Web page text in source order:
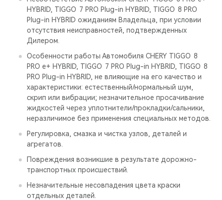
HYBRID, TIGGO 7 PRO Plug-in HYBRID, TIGGO 8 PRO
Plug-in HYBRID ожиданиям Владельца, при условии
отсутствия неисправностей, подтвержденных
Дилером.
Особенности работы Автомобиля CHERY TIGGO 8
PRO е+ HYBRID, TIGGO 7 PRO Plug-in HYBRID, TIGGO 8
PRO Plug-in HYBRID, не влияющие на его качество и
характеристики: естественный/нормальный шум,
скрип или вибрации; незначительное просачивание
жидкостей через уплотнители/прокладки/сальники,
неразличимое без применения специальных методов.
Регулировка, смазка и чистка узлов, деталей и
агрегатов.
Повреждения возникшие в результате дорожно-
транспортных происшествий.
Незначительные несовпадения цвета краски
отдельных деталей.